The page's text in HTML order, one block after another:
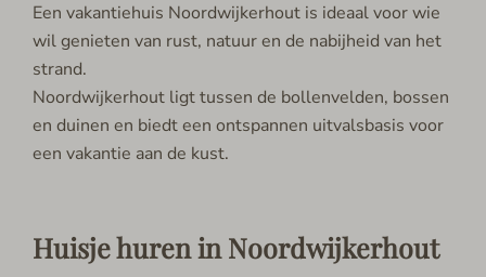
Een vakantiehuis Noordwijkerhout is ideaal voor wie
wil genieten van rust, natuur en de nabijheid van het
strand.
Noordwijkerhout ligt tussen de bollenvelden, bossen
en duinen en biedt een ontspannen uitvalsbasis voor
een vakantie aan de kust.
Huisje huren in Noordwijkerhout